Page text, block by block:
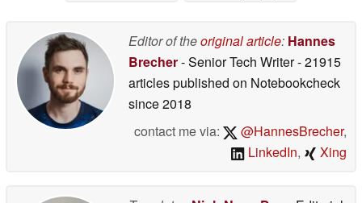
Editor of theoriginal article: Hannes
Brecher- Senior Tech Writer- 21915
articles published on Notebookcheck
since 2018
contact me via:
@HannesBrecher,
LinkedIn, Xing